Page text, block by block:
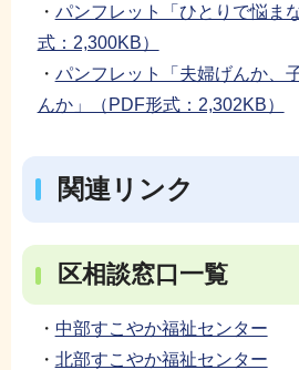
・ パンフレット「ひとりで悩ま
式：2,300KB）
・ パンフレット「夫婦げんか、
んか」（PDF形式：2,302KB）
関連リンク
区相談窓口一覧
・ 中部すこやか福祉センター
・ 北部すこやか福祉センター